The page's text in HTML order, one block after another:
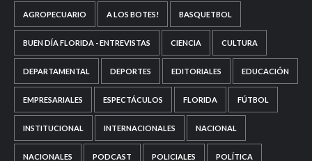
AGROPECUARIO A LOS BOTES! BASQUETBOL
BUEN DÍA FLORIDA - ENTREVISTAS CIENCIA CULTURA
DEPARTAMENTAL DEPORTES EDITORIALES EDUCACIÓN
EMPRESARIALES ESPECTÁCULOS FLORIDA FÚTBOL
INSTITUCIONAL INTERNACIONALES NACIONAL
NACIONALES PODCAST POLICIALES POLÍTICA